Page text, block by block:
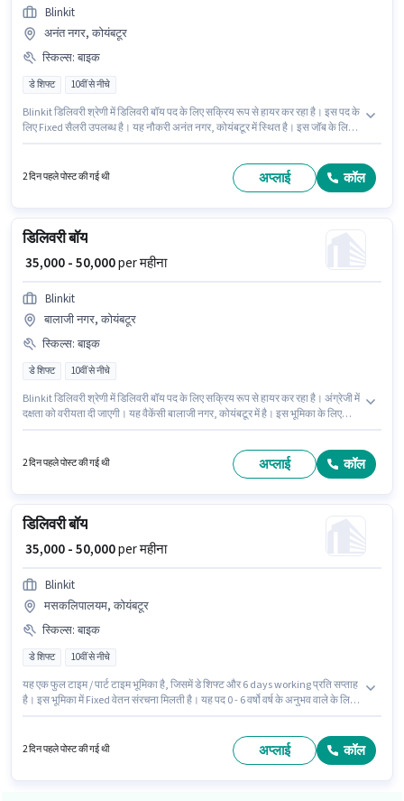
Blinkit
अनंत नगर, कोयंबटूर
स्किल्स: बाइक
डे शिफ्ट 10वीं से नीचे
Blinkit डिलिवरी श्रेणी में डिलिवरी बॉय पद के लिए सक्रिय रूप से हायर कर रहा है। इस पद के
लिए Fixed सैलरी उपलब्ध है। यह नौकरी अनंत नगर, कोयंबटूर में स्थित है। इस जॉब के लिए
2 दिन पहले पोस्ट की गई थी अप्लाई कॉल
डिलिवरी बॉय
₹ 35,000 - 50,000per महीना
Blinkit
बालाजी नगर, कोयंबटूर
स्किल्स: बाइक
डे शिफ्ट 10वीं से नीचे
Blinkit डिलिवरी श्रेणी में डिलिवरी बॉय पद के लिए सक्रिय रूप से हायर कर रहा है। अंग्रेजी में
दक्षता को वरीयता दी जाएगी। यह वैकेंसी बालाजी नगर, कोयंबटूर में है। इस भूमिका के लिए
मिलती है।
2 दिन पहले पोस्ट की गई थी अप्लाई कॉल
डिलिवरी बॉय
₹ 35,000 - 50,000per महीना
Blinkit
मसकलिपालयम, कोयंबटूर
स्किल्स: बाइक
डे शिफ्ट 10वीं से नीचे
यह एक फुल टाइम / पार्ट टाइम भूमिका है, जिसमें डे शिफ्ट और 6 days working प्रति सप्ताह
है। इस भूमिका में Fixed वेतन संरचना मिलती है। यह पद 0 - 6 वर्षो वर्ष के अनुभव वाले के लिए
उपयुक्त हैं। आवेदक को अंग्रेजी में धाराप्रवाह होना चाहिए।
2 दिन पहले पोस्ट की गई थी अप्लाई कॉल